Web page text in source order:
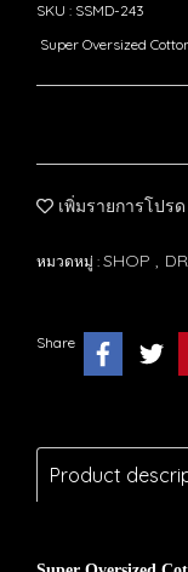
SKU : SSMD-243
Super Oversized
เพิ่มรายการโปรด
หมวดหมู่ : SHOP ,
Share
Product